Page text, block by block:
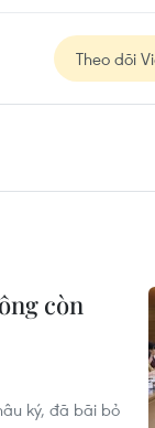
Theo dõi
còn
ký, đã bãi bỏ